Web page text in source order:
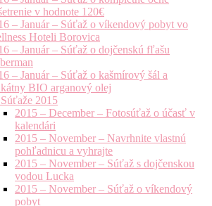
v hodnote 120€
– Január – Súťaž o víkendový pobyt vo
Hoteli Borovica
– Január – Súťaž o dojčenskú fľašu
– Január – Súťaž o kašmírový šál a
BIO arganový olej
2015
2015 – December – Fotosúťaž o účasť v
kalendári
2015 – November – Navrhnite vlastnú
pohľadnicu a vyhrajte
2015 – November – Súťaž s dojčenskou
vodou Lucka
2015 – November – Súťaž o víkendový
pobyt